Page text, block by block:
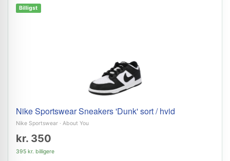
Billigst
Nike Sportswear Sneakers 'Dunk' sort / hvid
Nike Sportswear · About You
kr. 350
395 kr. billigere